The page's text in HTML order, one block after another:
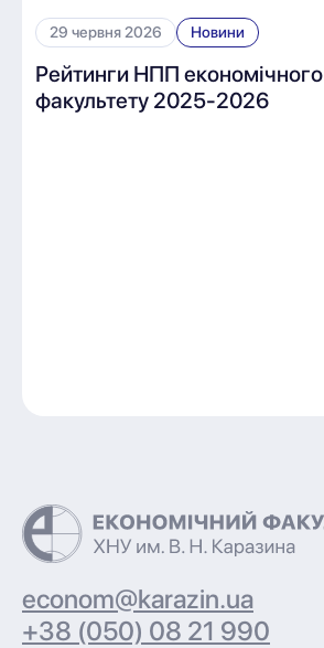
29 червня 2026 Новини
Рейтинги НПП економічного
факультету 2025-2026
econom@karazin.ua
+38 (050) 08 21 990